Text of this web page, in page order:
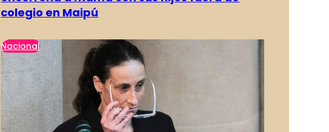
colegio en Maipú
Nacional